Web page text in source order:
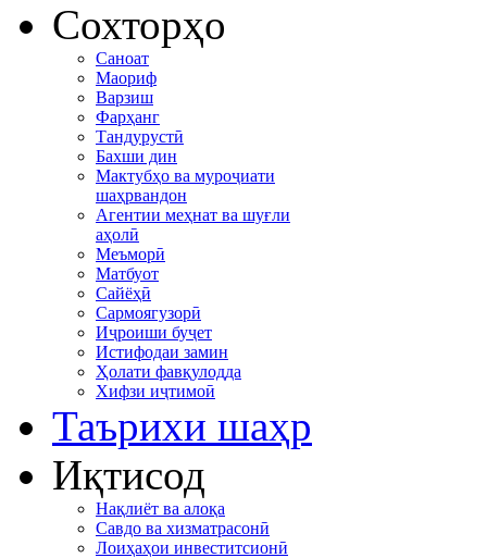
Сохторҳо
Саноат
Маориф
Варзиш
Фарҳанг
Тандурустӣ
Бахши дин
Мактубҳо ва муроҷиати
шаҳрвандон
Агентии меҳнат ва шуғли
аҳолӣ
Меъморӣ
Матбуот
Сайёҳӣ
Сармоягузорӣ
Иҷроиши буҷет
Истифодаи замин
Ҳолати фавқулодда
Хифзи иҷтимоӣ
Таърихи шаҳр
Иқтисод
Нақлиёт ва алоқа
Савдо ва хизматрасонӣ
Лоиҳаҳои инвеститсионӣ